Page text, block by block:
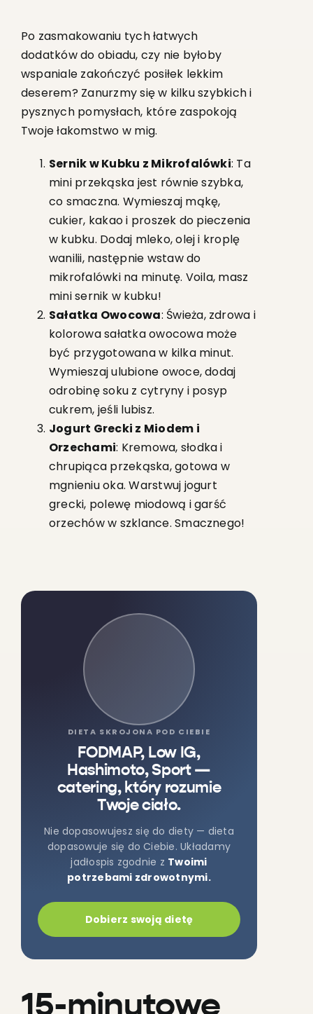
Po zasmakowaniu tych łatwych
dodatków do obiadu, czy nie byłoby
wspaniale zakończyć posiłek lekkim
deserem? Zanurzmy się w kilku szybkich i
pysznych pomysłach, które zaspokoją
Twoje łakomstwo w mig.
Sernik w Kubku z Mikrofalówki: Ta
mini przekąska jest równie szybka,
co smaczna. Wymieszaj mąkę,
cukier, kakao i proszek do pieczenia
w kubku. Dodaj mleko, olej i kroplę
wanilii, następnie wstaw do
mikrofalówki na minutę. Voila, masz
mini sernik w kubku!
Sałatka Owocowa: Świeża, zdrowa i
kolorowa sałatka owocowa może
być przygotowana w kilka minut.
Wymieszaj ulubione owoce, dodaj
odrobinę soku z cytryny i posyp
cukrem, jeśli lubisz.
Jogurt Grecki z Miodem i
Orzechami: Kremowa, słodka i
chrupiąca przekąska, gotowa w
mgnieniu oka. Warstwuj jogurt
grecki, polewę miodową i garść
orzechów w szklance. Smacznego!
DIETA SKROJONA POD CIEBIE
FODMAP, Low IG,
Hashimoto, Sport —
catering, który rozumie
Twoje ciało.
Nie dopasowujesz się do diety — dieta
dopasowuje się do Ciebie. Układamy
jadłospis zgodnie z Twoimi
potrzebami zdrowotnymi.
Dobierz swoją dietę